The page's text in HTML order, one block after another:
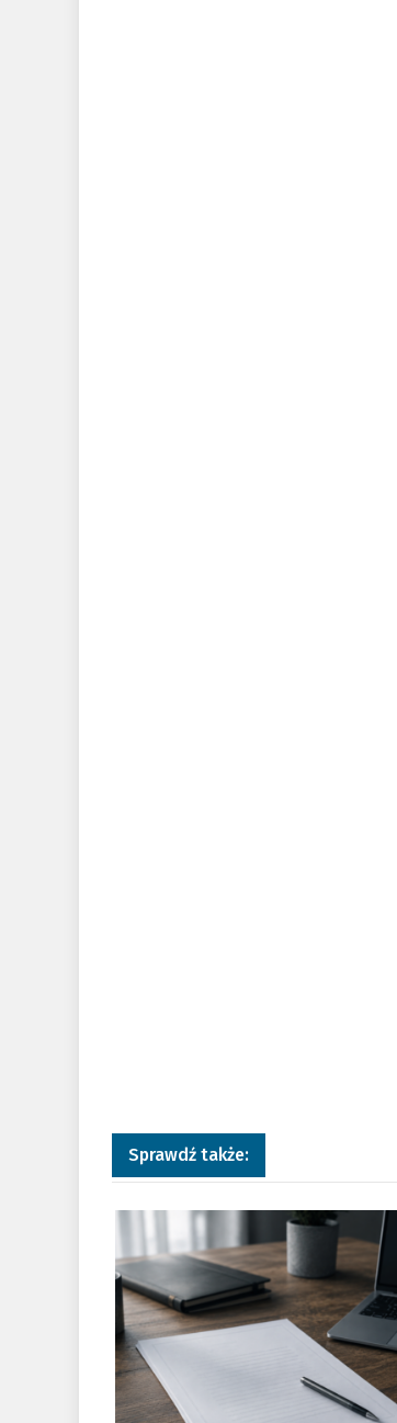
Sprawdź także:
a